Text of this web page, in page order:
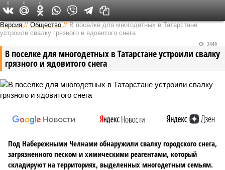
Версия в Татарстане
Версия //Общество //В поселке для многодетных в Татарстане
устроили свалку грязного и ядовитого снега
В поселке для многодетных в Татарстане устроили свалку
грязного и ядовитого снега
2449
Под Набережными Челнами обнаружили свалку городского снега,
загрязненного песком и химическими реагентами, который
складируют на территориях, выделенных многодетным семьям.
0 0 0